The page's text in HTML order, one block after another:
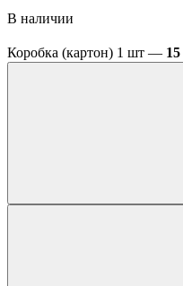
В наличии
Коробка (картон) 1 шт —